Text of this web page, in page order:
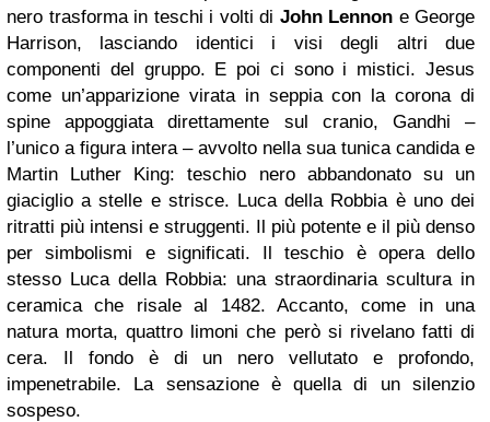
nero trasforma in teschi i volti di John Lennon e George
Harrison, lasciando identici i visi degli altri due
componenti del gruppo. E poi ci sono i mistici. Jesus
come un’apparizione virata in seppia con la corona di
spine appoggiata direttamente sul cranio, Gandhi –
l’unico a figura intera – avvolto nella sua tunica candida e
Martin Luther King: teschio nero abbandonato su un
giaciglio a stelle e strisce. Luca della Robbia è uno dei
ritratti più intensi e struggenti. Il più potente e il più denso
per simbolismi e significati. Il teschio è opera dello
stesso Luca della Robbia: una straordinaria scultura in
ceramica che risale al 1482. Accanto, come in una
natura morta, quattro limoni che però si rivelano fatti di
cera. Il fondo è di un nero vellutato e profondo,
impenetrabile. La sensazione è quella di un silenzio
sospeso.